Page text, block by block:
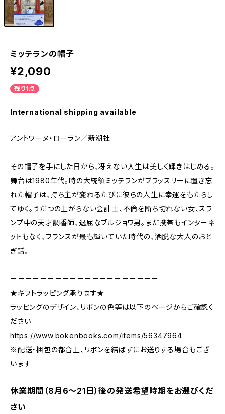
ミッテランの帽子
¥2,090
残り1点
International shipping available
アントワーヌ・ローラン／新潮社
その帽子を手にした日から、冴えない人生は美しく輝きはじめる。
舞台は1980年代。時の大統領ミッテランがブラッスリーに置き忘
れた帽子は、持ち主が変わるたびに彼らの人生に幸運をもたらし
てゆく。うだつの上がらない会計士、不倫を断ち切れない女、スラ
ンプ中の天才調香師、退屈なブルジョワ男。まだ携帯もインターネ
ットもなく、フランスが最も輝いていた時代の、洒脱な大人のおと
ぎ話。
＝＝＝＝＝＝＝＝＝＝＝＝＝＝＝＝＝＝＝＝
★ギフトラッピング承ります★
ラッピングのデザイン、リボンの色等は以下のページからご確認く
ださい
https://www.bokenbooks.com/items/56347964
※配送・梱包の都合上、リボンを結ばずにお送りする場合もござ
います
休業期間（8月6〜21日）後の発送希望時期をお選びくだ
さい